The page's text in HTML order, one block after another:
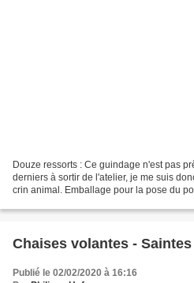
Douze ressorts : Ce guindage n'est pas
derniers à sortir de l'atelier, je me suis
crin animal. Emballage pour la pose du
Chaises volantes - Saintes
Publié le 02/02/2020 à 16:16